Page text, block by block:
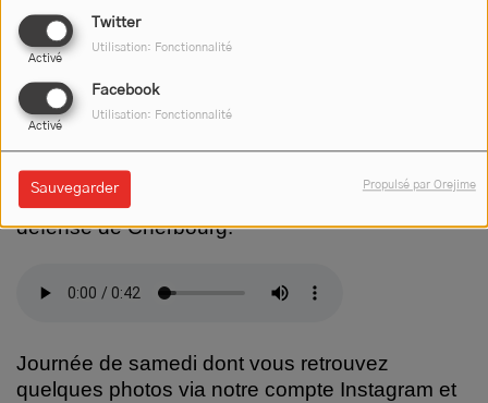
Twitter
Activé
Utilisation: Fonctionnalité
Facebook
Activé
Utilisation: Fonctionnalité
Sauvegarder Propulsé par Orejime
faire carrière dans la Marine.
Au cours de son brillant parcours, le contre-
amiral Laurent Bechler a également commandé
la base navale de Nouméa ou la base de
défense de Cherbourg.
Journée de samedi dont vous retrouvez
quelques photos via notre compte Instagram et